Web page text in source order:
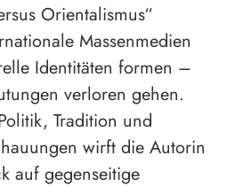
Orientalismus“
Massenmedien
Identitäten formen –
verloren gehen.
Tradition und
wirft die Autorin
auf gegenseitige